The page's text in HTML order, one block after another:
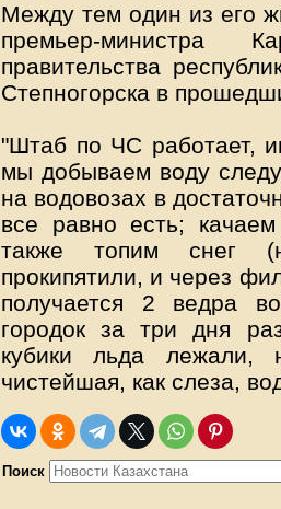
Между тем один из его
премьер-
правительства
Степногорска в
"Штаб по ЧС работает,
мы добываем воду
на водовозах в
все равно есть;
также топим снег
прокипятили, и через
получается 2 ведра
городок за три дня
кубики льда лежали,
чистейшая, как слеза,
Поиск